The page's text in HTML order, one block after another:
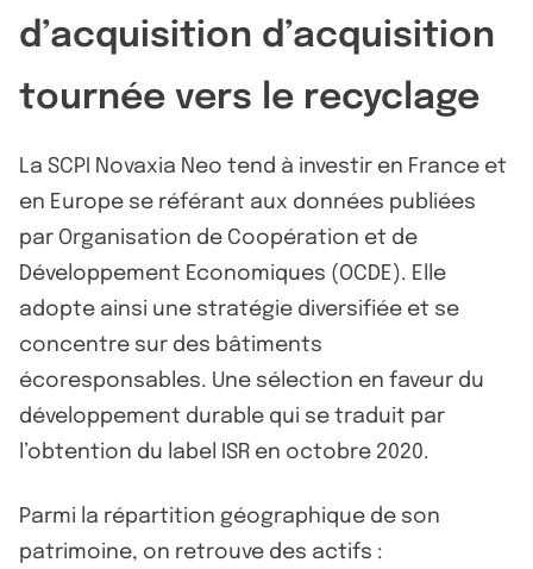
d’acquisition d’acquisition
tournée vers le recyclage
La SCPI Novaxia Neo tend à investir en France et
en Europe se référant aux données publiées
par Organisation de Coopération et de
Développement Economiques (OCDE). Elle
adopte ainsi une stratégie diversifiée et se
concentre sur des bâtiments
écoresponsables. Une sélection en faveur du
développement durable qui se traduit par
l’obtention du label ISR en octobre 2020.
Parmi la répartition géographique de son
patrimoine, on retrouve des actifs :